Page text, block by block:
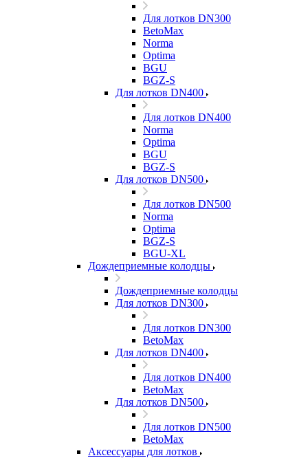
Для лотков DN300
BetoMax
Norma
Optima
BGU
BGZ-S
Для лотков DN400
Для лотков DN400
Norma
Optima
BGU
BGZ-S
Для лотков DN500
Для лотков DN500
Norma
Optima
BGZ-S
BGU-XL
Дождеприемные колодцы
Дождеприемные колодцы
Для лотков DN300
Для лотков DN300
BetoMax
Для лотков DN400
Для лотков DN400
BetoMax
Для лотков DN500
Для лотков DN500
BetoMax
Аксессуары для лотков